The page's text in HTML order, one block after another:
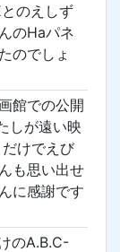
のえしず
のHaパネ
のでしょ
館での公開
しが遠い映
けでえび
も思い出せ
に感謝です
のA.B.C-